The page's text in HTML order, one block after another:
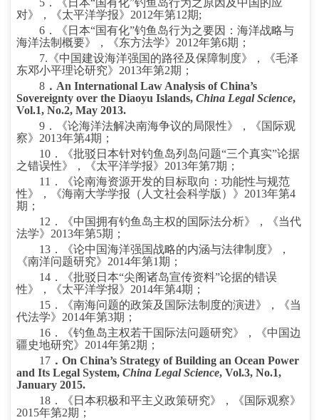
5 ．《日本“国有化”钓鱼岛行为之原因及中国的应
对》，《太平洋学报》 2012年第12期;
6 ．《日本“国有化”钓鱼岛行为之要因：海洋战略与
海洋法制概要》，《东方法学》 2012年第6期；
7. 《中国建设海洋强国的路径及保障制度》，《毛泽
东邓小平理论研究》 2013年第2期；
8 ． An International Law Analysis of China’s
Sovereignty over the Diaoyu Islands,China Legal Science,
Vol.1, No.2, May 2013.
9 ．《论海洋法解决南海争议的局限性》，《国际观
察》 2013年第4期；
10 ．《批驳日本针对钓鱼岛列岛问题“三个真实”论据
之错误性》，《太平洋学报》 2013年第7期；
11 ．《论南海资源开发的目标取向：功能性与规范
性》，《海南大学学报（人文社会科学版）》 2013年第4
期；
12 ．《中国拥有钓鱼岛主权的国际法分析》，《当代
法学》 2013年第5期；
13 ．《论中国海洋强国战略的内涵与法律制度》，
《南洋问题研究》 2014年第1期；
14 ．《批驳日本“尖阁诸岛宣传资料”论据的错误
性》，《太平洋学报》 2014年第4期；
15 ．《南海问题的政策及国际法制度的演进》，《当
代法学》 2014年第3期；
16 ．《钓鱼岛主权若干国际法问题研究》，《中国边
疆史地研究》 2014年第2期；
17 ．On China’s Strategy of Building an Ocean Power
and Its Legal System,China Legal Science, Vol.3, No.1,
January 2015.
18 ．《日本积极和平主义政策研究》，《国际观察》
2015年第2期；